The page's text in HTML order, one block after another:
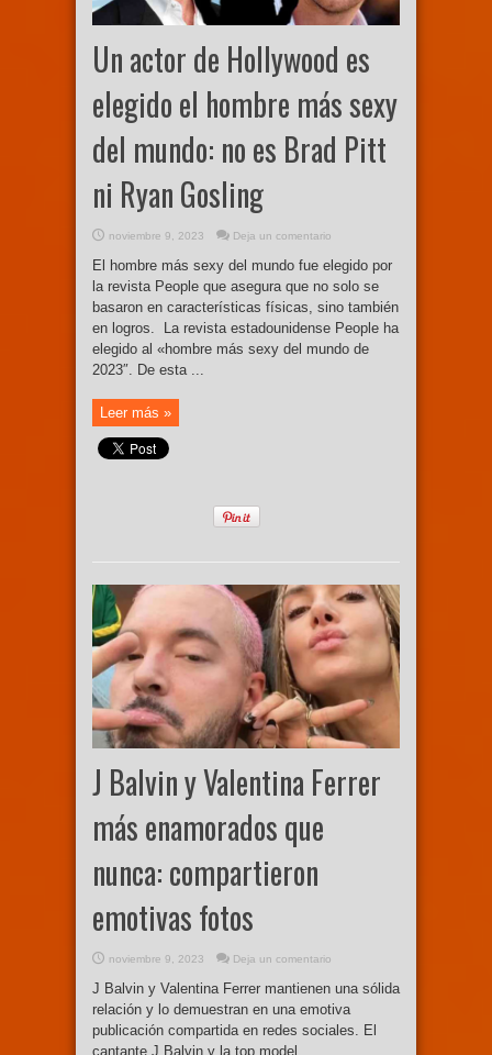
Un actor de Hollywood es
elegido el hombre más sexy
del mundo: no es Brad Pitt
ni Ryan Gosling
noviembre 9, 2023 Deja un comentario
El hombre más sexy del mundo fue elegido por
la revista People que asegura que no solo se
basaron en características físicas, sino también
en logros. La revista estadounidense People ha
elegido al «hombre más sexy del mundo de
2023″. De esta ...
Leer más »
J Balvin y Valentina Ferrer
más enamorados que
nunca: compartieron
emotivas fotos
noviembre 9, 2023 Deja un comentario
J Balvin y Valentina Ferrer mantienen una sólida
relación y lo demuestran en una emotiva
publicación compartida en redes sociales. El
cantante J Balvin y la top model